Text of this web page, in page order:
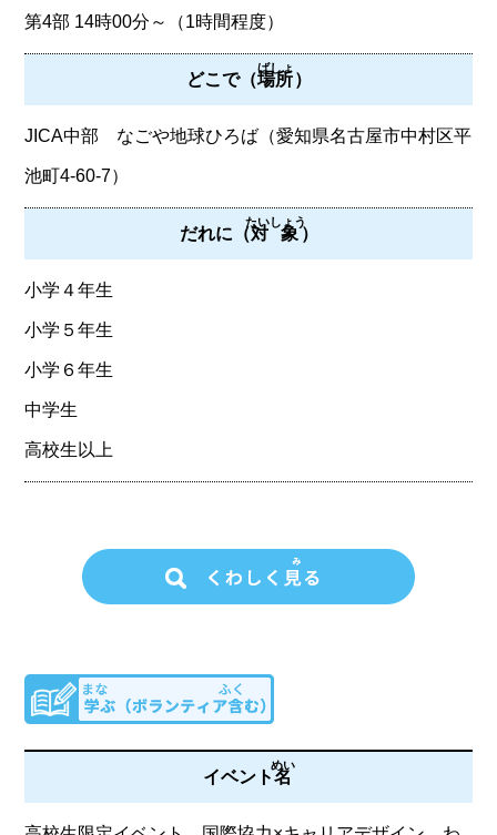
第4部 14時00分～（1時間程度）
どこで（場所
ばしょ
）
JICA中部 なごや地球ひろば（愛知県名古屋市中村区平
池町4-60-7）
だれに（対象
たいしょう
）
小学４年生
小学５年生
小学６年生
中学生
高校生以上
イベント名
めい